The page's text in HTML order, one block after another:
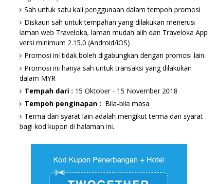
Sah untuk satu kali penggunaan dalam tempoh promosi
Diskaun sah untuk tempahan yang dilakukan menerusi
laman web Traveloka, laman mudah alih dan Traveloka App
versi minimum 2.15.0 (Android/iOS)
Promosi ini tidak boleh digabungkan dengan promosi lain
Promosi ini hanya sah untuk transaksi yang dilakukan
dalam MYR
Tempah dari : 15 Oktober - 15 November 2018
Tempoh penginapan : Bila-bila masa
Terma dan syarat lain adalah mengikut terma dan syarat
bagi kod kupon di halaman ini.